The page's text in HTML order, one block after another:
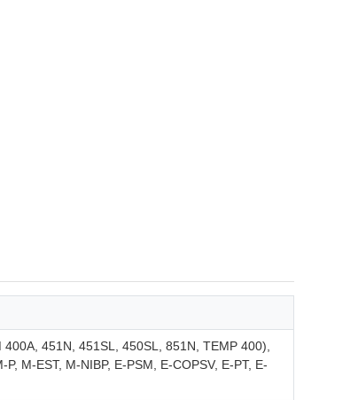
451N, 451SL, 450SL, 851N, TEMP 400),
M-EST, M-NIBP, E-PSM, E-COPSV, E-PT, E-